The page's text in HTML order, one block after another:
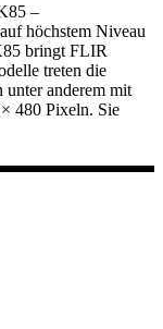
–
höchstem Niveau
bringt FLIR
treten die
unter anderem mit
480 Pixeln. Sie